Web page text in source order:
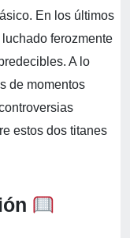
En los últimos
ferozmente
A lo
de momentos
estos dos titanes